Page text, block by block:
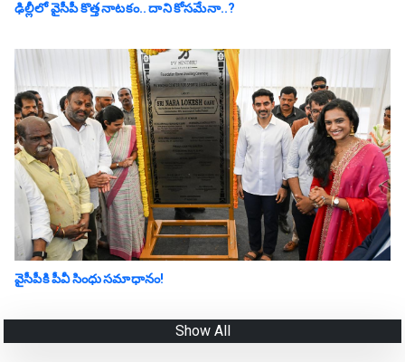
ఢిల్లీలో వైసీపీ కొత్త నాట‌కం.. దాని కోస‌మేనా..?
వైసీపీకి పీవీ సింధు సమాధానం!
Show All